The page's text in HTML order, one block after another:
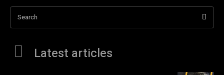
Search
Latest articles